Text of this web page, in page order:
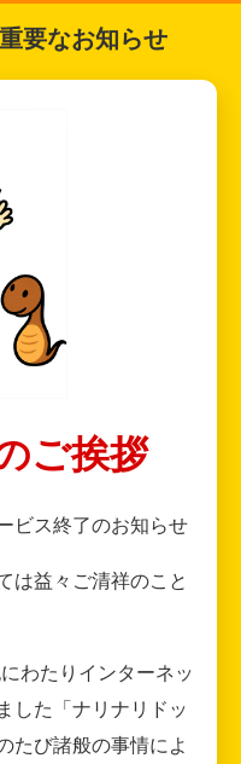
要なお知らせ
ご挨拶
ビス終了のお知らせ
は益々ご清祥のこと
わたりインターネッ
した「ナリナリドッ
たび諸般の事情によ